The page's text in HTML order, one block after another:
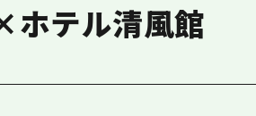
ホテル清風館